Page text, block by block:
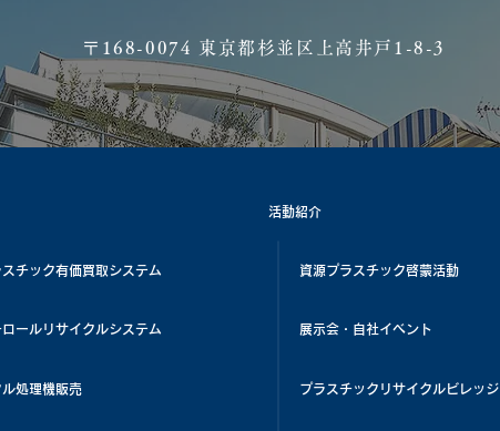
​〒168-0074 東京都杉並区上高井戸1-8-3
チック有価買取システム
ールリサイクルシステム
活動紹介
資源プラスチック啓蒙活動
展示会・自社イベント
処理機販売 プラスチックリサイクルビレッジ